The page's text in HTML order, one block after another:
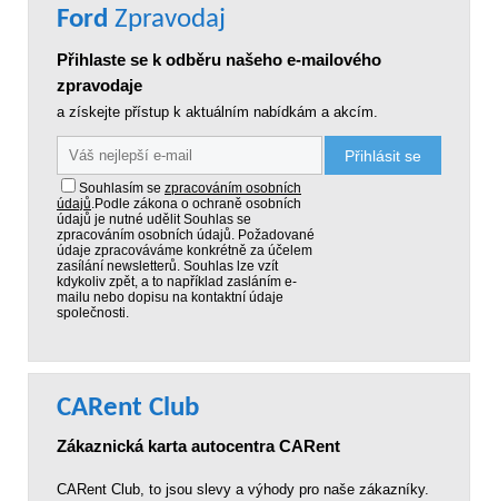
Ford Zpravodaj
Přihlaste se k odběru našeho e-mailového
zpravodaje
a získejte přístup k aktuálním nabídkám a akcím.
Přihlásit se
Souhlasím se zpracováním osobních
údajů.Podle zákona o ochraně osobních
údajů je nutné udělit Souhlas se
zpracováním osobních údajů. Požadované
údaje zpracováváme konkrétně za účelem
zasílání newsletterů. Souhlas lze vzít
kdykoliv zpět, a to například zasláním e-
mailu nebo dopisu na kontaktní údaje
společnosti.
CARent Club
Zákaznická karta autocentra CARent
CARent Club, to jsou slevy a výhody pro naše zákazníky.